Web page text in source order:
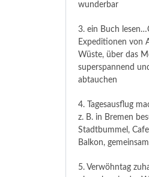
wunderbar
3. ein Buch
Expeditionen von
Wüste, über das
superspannend
abtauchen
4. Tagesausflug
z. B. in Bremen
Stadtbummel,
Balkon,
5. Verwöhntag